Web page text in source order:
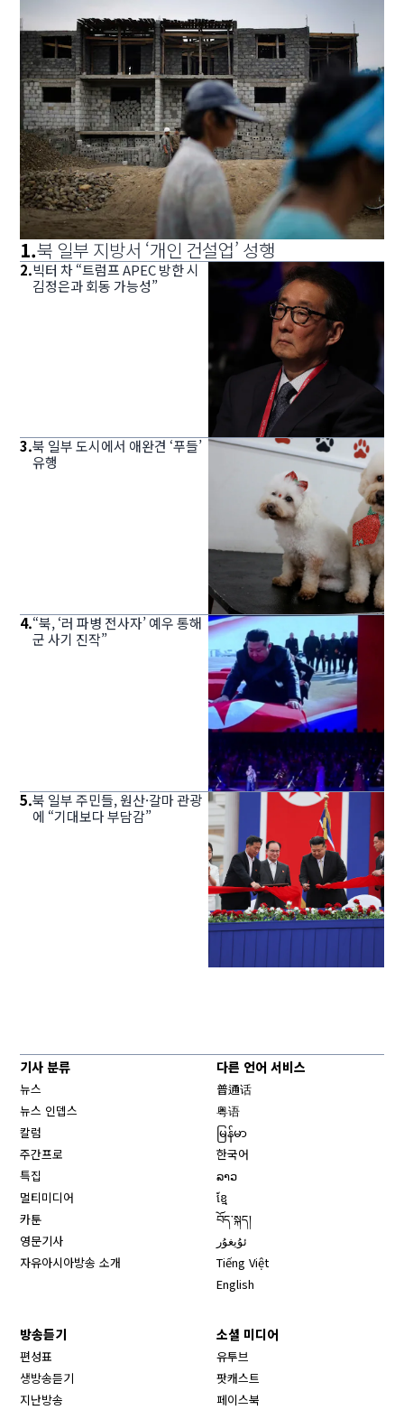
1.북 일부 지방서 ‘개인 건설업’ 성행
2.빅터 차 “트럼프 APEC 방한 시
김정은과 회동 가능성”
3.북 일부 도시에서 애완견 ‘푸들’
유행
4.“북, ‘러 파병 전사자’ 예우 통해
군 사기 진작”
5.북 일부 주민들, 원산·갈마 관광
에 “기대보다 부담감”
기사 분류
뉴스
뉴스 인뎁스
칼럼
주간프로
특집
멀티미디어
카툰
영문기사
자유아시아방송 소개
다른 언어 서비스
普通话
粤语
မြန်မာ
한국어
ລາວ
ខ្មែ
བོད་སྐད།
ئۇيغۇر
Tiếng Việt
English
방송듣기
편성표
생방송듣기
지난방송
소셜 미디어
유투브
팟캐스트
페이스북